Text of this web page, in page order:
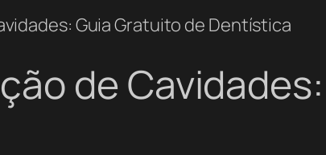
Guia Gratuito de Dentística
de